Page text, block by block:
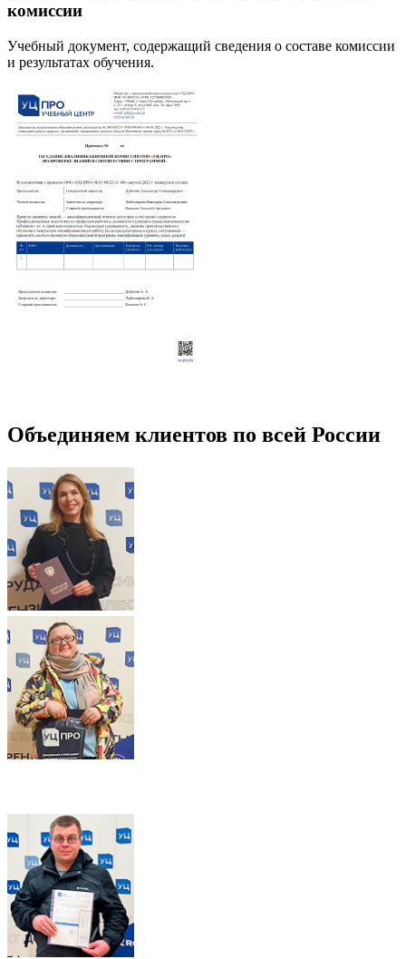
комиссии
Учебный документ, содержащий сведения о составе комиссии
и результатах обучения.
Объединяем клиентов по всей России